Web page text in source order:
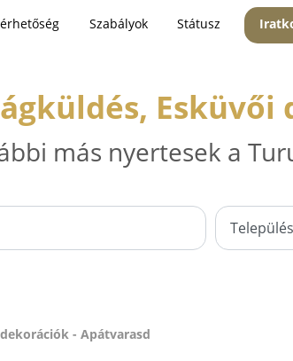
Szabályok Státusz
Esküvői
más nyertesek a
- Apátvarasd